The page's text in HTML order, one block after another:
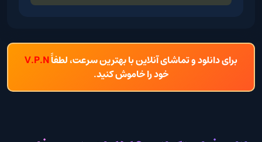
برای دانلود و تماشای آنلاین با بهترین سرعت، لطفاًV.P.N
خود را خاموش کنید.